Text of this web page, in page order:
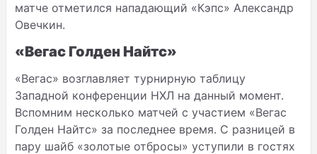
матче отметился нападающий «Кэпс» Александр
Овечкин.
«Вегас Голден Найтс»
«Вегас» возглавляет турнирную таблицу
Западной конференции НХЛ на данный момент.
Вспомним несколько матчей с участием «Вегас
Голден Найтс» за последнее время. С разницей в
пару шайб «золотые отбросы» уступили в гостях